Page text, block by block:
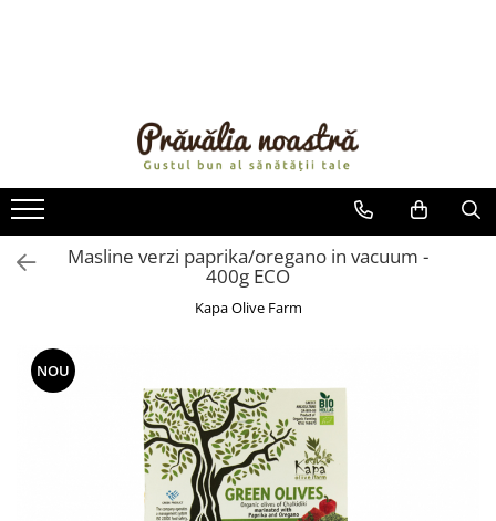
ULEIURI ȘI UNTURI
MĂSLINE
NUCI ȘI SEMINȚE
FRUCTE DESHIDRATATE
ÎNDULCITORI NATURALI / MIERE
OȚETURI ȘI SOSURI
SOSURI
FĂINĂ FĂRĂ GLUTEN
BĂUTURI / LAPTE VEGETAL
Masline verzi paprika/oregano in vacuum -
400g ECO
Kapa Olive Farm
NOU